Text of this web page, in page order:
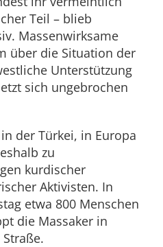
Teil – blieb
Massenwirksame
über die Situation der
Unterstützung
sich ungebrochen
der Türkei, in Europa
zu
kurdischer
Aktivisten. In
etwa 800 Menschen
die Massaker in